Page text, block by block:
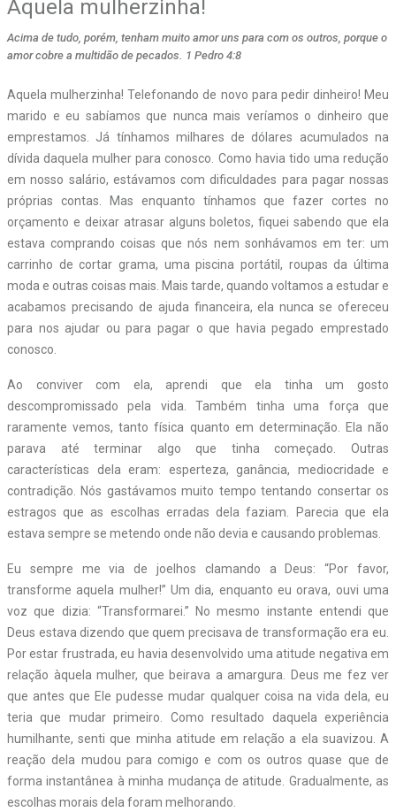
Aquela mulherzinha!
Acima de tudo, porém, tenham muito amor uns para com os outros, porque o
amor cobre a multidão de pecados. 1 Pedro 4:8
Aquela mulherzinha! Telefonando de novo para pedir dinheiro! Meu
marido e eu sabíamos que nunca mais veríamos o dinheiro que
emprestamos. Já tínhamos milhares de dólares acumulados na
dívida daquela mulher para conosco. Como havia tido uma redução
em nosso salário, estávamos com dificuldades para pagar nossas
próprias contas. Mas enquanto tínhamos que fazer cortes no
orçamento e deixar atrasar alguns boletos, fiquei sabendo que ela
estava comprando coisas que nós nem sonhávamos em ter: um
carrinho de cortar grama, uma piscina portátil, roupas da última
moda e outras coisas mais. Mais tarde, quando voltamos a estudar e
acabamos precisando de ajuda financeira, ela nunca se ofereceu
para nos ajudar ou para pagar o que havia pegado emprestado
conosco.
Ao conviver com ela, aprendi que ela tinha um gosto
descompromissado pela vida. Também tinha uma força que
raramente vemos, tanto física quanto em determinação. Ela não
parava até terminar algo que tinha começado. Outras
características dela eram: esperteza, ganância, mediocridade e
contradição. Nós gastávamos muito tempo tentando consertar os
estragos que as escolhas erradas dela faziam. Parecia que ela
estava sempre se metendo onde não devia e causando problemas.
Eu sempre me via de joelhos clamando a Deus: “Por favor,
transforme aquela mulher!” Um dia, enquanto eu orava, ouvi uma
voz que dizia: “Transformarei.” No mesmo instante entendi que
Deus estava dizendo que quem precisava de transformação era eu.
Por estar frustrada, eu havia desenvolvido uma atitude negativa em
relação àquela mulher, que beirava a amargura. Deus me fez ver
que antes que Ele pudesse mudar qualquer coisa na vida dela, eu
teria que mudar primeiro. Como resultado daquela experiência
humilhante, senti que minha atitude em relação a ela suavizou. A
reação dela mudou para comigo e com os outros quase que de
forma instantânea à minha mudança de atitude. Gradualmente, as
escolhas morais dela foram melhorando.